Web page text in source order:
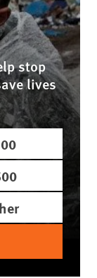
stop
lives